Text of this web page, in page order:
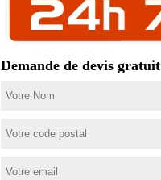
Demande de devis gratuit